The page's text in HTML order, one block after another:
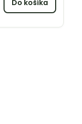
Do košíka